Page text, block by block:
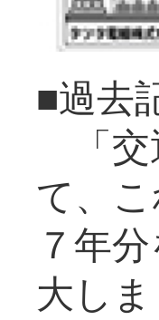
■過去
「交
て、
７年
大